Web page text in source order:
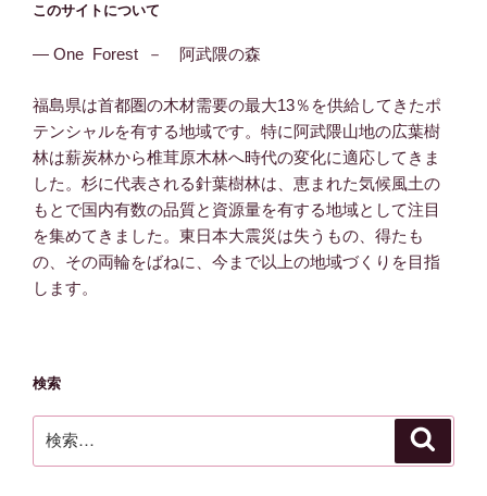
このサイトについて
― One Forest － 阿武隈の森
福島県は首都圏の木材需要の最大13％を供給してきたポ
テンシャルを有する地域です。特に阿武隈山地の広葉樹
林は薪炭林から椎茸原木林へ時代の変化に適応してきま
した。杉に代表される針葉樹林は、恵まれた気候風土の
もとで国内有数の品質と資源量を有する地域として注目
を集めてきました。東日本大震災は失うもの、得たも
の、その両輪をばねに、今まで以上の地域づくりを目指
します。
検索
索: